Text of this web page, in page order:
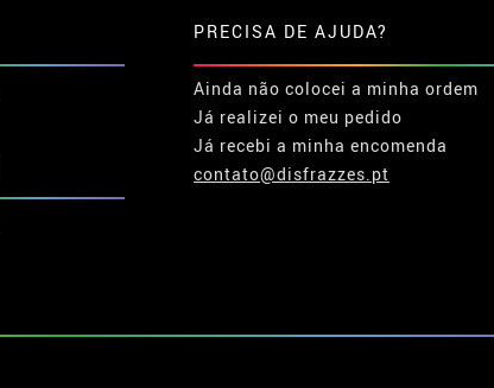
PRECISA DE AJUDA?
Ainda não colocei a minha ordem
Já realizei o meu pedido
Já recebi a minha encomenda
contato@disfrazzes.pt